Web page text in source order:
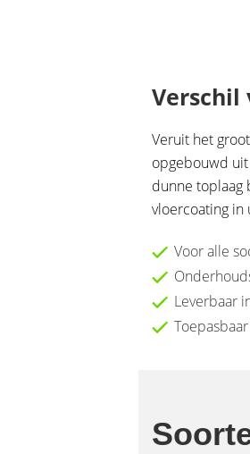
Verschil
Veruit het
opgebouwd
dunne toplaag
vloercoating in
Voor alle
Leverbaar